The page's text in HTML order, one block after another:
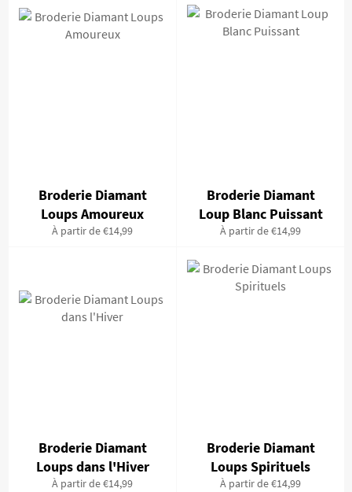
Broderie Diamant
Loups Amoureux
À partir de €14,99
Broderie Diamant
Loup Blanc Puissant
À partir de €14,99
Broderie Diamant
Loups dans l'Hiver
À partir de €14,99
Broderie Diamant
Loups Spirituels
À partir de €14,99